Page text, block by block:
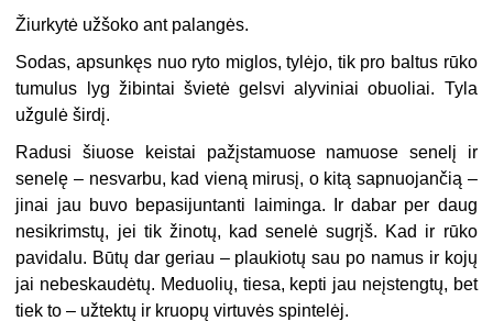
Žiurkytė užšoko ant palangės.
Sodas, apsunkęs nuo ryto miglos, tylėjo, tik pro baltus rūko
tumulus lyg žibintai švietė gelsvi alyviniai obuoliai. Tyla
užgulė širdį.
Radusi šiuose keistai pažįstamuose namuose senelį ir
senelę – nesvarbu, kad vieną mirusį, o kitą sapnuojančią –
jinai jau buvo bepasijuntanti laiminga. Ir dabar per daug
nesikrimstų, jei tik žinotų, kad senelė sugrįš. Kad ir rūko
pavidalu. Būtų dar geriau – plaukiotų sau po namus ir kojų
jai nebeskaudėtų. Meduolių, tiesa, kepti jau neįstengtų, bet
tiek to – užtektų ir kruopų virtuvės spintelėj.